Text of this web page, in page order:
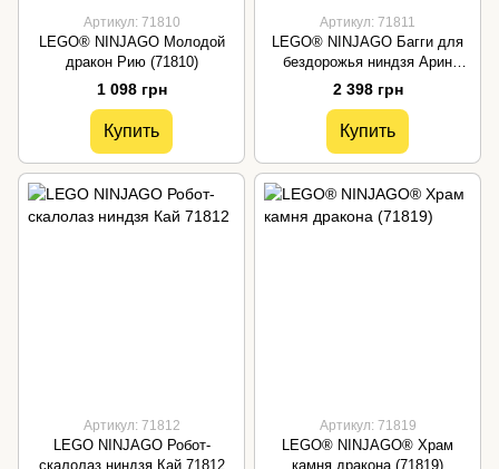
Артикул: 71810
LEGO® NINJAGO Молодой
дракон Рию (71810)
1 098 грн
Купить
Артикул: 71811
LEGO® NINJAGO Багги для
бездорожья ниндзя Арин
(71811)
2 398 грн
Купить
Артикул: 71812
LEGO NINJAGO Робот-
скалолаз ниндзя Кай 71812
Артикул: 71819
LEGO® NINJAGO® Храм
камня дракона (71819)